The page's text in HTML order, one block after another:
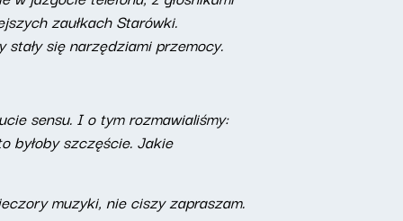
zaułkach Starówki.
się narzędziami przemocy.
sensu. I o tym rozmawialiśmy:
byłoby szczęście. Jakie
muzyki, nie ciszy zapraszam.